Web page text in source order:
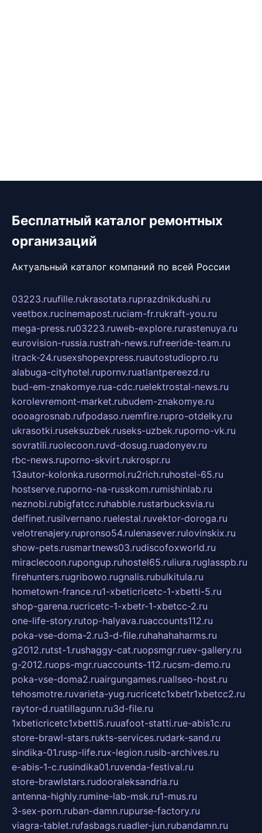
Бесплатный каталог ремонтных
организаций
Актуальный каталог компаний по всей России
03223.ruufille.rukrasotata.ruprazdnikdushi.ru
veetbox.rucinemapost.ruciam-fr.rukraft-you.ru
mega-press.ru03223.ruweb-explore.rurastenuya.ru
eurovision-russia.rustrah-news.rufreeride-team.ru
itrack-24.rusexshopexpress.ruautostudiopro.ru
alabuga-cityhotel.rupornv.ruatlantpereezd.ru
bud-em-znakomye.rua-cdc.ruelektrostal-news.ru
korolevremont-market.rubudem-znakomye.ru
oooagrosnab.rufpodaso.ruemfire.rupro-otdelky.ru
ukrasotki.ruseksuzbek.ruseks-uzbek.ruporno-vk.ru
sovratili.ruolecoon.ruvd-dosug.ruadonyev.ru
rbc-news.ruporno-skvirt.rukrospr.ru
13autor-kolonka.rusormol.ru2rich.ruhostel-65.ru
hostserve.ruporno-na-russkom.rumishinlab.ru
neznobi.rubigfatcc.ruhabble.rustarbucksvia.ru
delfinet.rusilvernano.ruelestal.ruvektor-doroga.ru
velotrenajery.rupronso54.rulenasever.rulovinskix.ru
show-pets.rusmartnews03.rudiscofoxworld.ru
miraclecoon.rupongup.ruhostel65.ruliura.ruglasspb.ru
firehunters.rugribowo.rugnalis.rubulkitula.ru
hometown-france.ru1-xbeticricetc-1-xbetti-5.ru
shop-garena.rucricetc-1-xbetr-1-xbetcc-2.ru
one-life-story.rutop-halyava.ruaccounts112.ru
poka-vse-doma-2.ru3-d-file.ruhahahaharms.ru
g2012.rutst-1.rushaggy-cat.ruopsmgr.ruev-gallery.ru
g-2012.ruops-mgr.ruaccounts-112.rucsm-demo.ru
poka-vse-doma2.ruairgungames.ruallseo-host.ru
tehosmotre.ruvarieta-yug.rucricetc1xbetr1xbetcc2.ru
raytor-d.ruatillagunn.ru3d-file.ru
1xbeticricetc1xbetti5.ruuafoot-statti.rue-abis1c.ru
store-brawl-stars.rukts-services.rudark-sand.ru
sindika-01.rusp-life.rux-legion.rusib-archives.ru
e-abis-1-c.rusindika01.ruvenda-festival.ru
store-brawlstars.rudooraleksandria.ru
antenna-highly.rumine-lab-msk.ru1-mus.ru
3-sex-porn.ruban-damn.rupurse-factory.ru
viagra-tablet.rufasbags.ruadler-jun.rubandamn.ru